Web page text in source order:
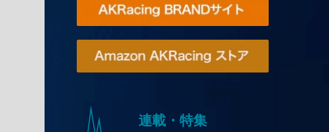
連載・特集